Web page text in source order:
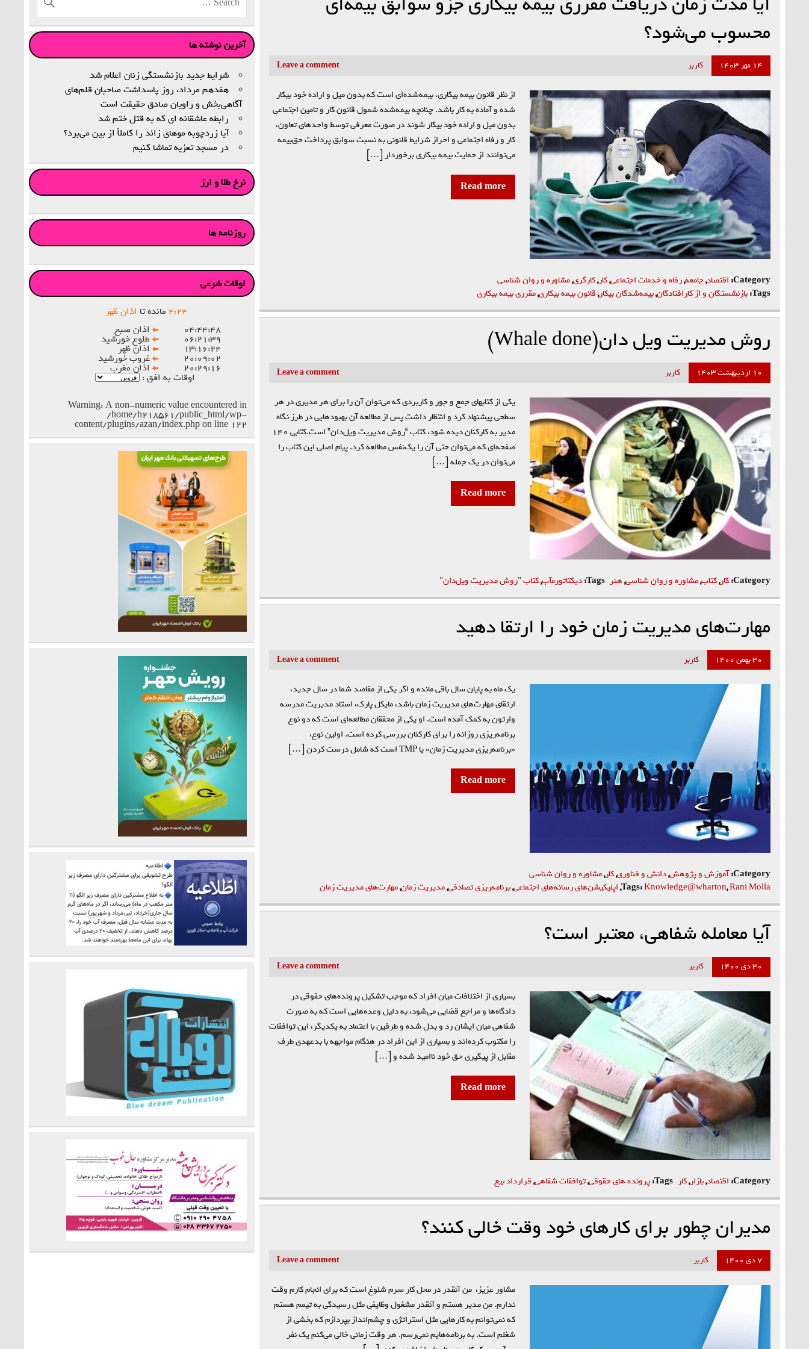
محسوب می‌شود؟
۱۴ مهر ۱۴۰۳ کاربر Leave a comment
از نظر قانون بیمه بیکاری، بیمه‌شده‌ای است که بدون میل و اراده خود بیکار
شده و آماده به کار باشد. چنانچه بیمه‌شده شمول قانون کار و تامین اجتماعی
بدون میل و اراده خود بیکار شوند در صورت معرفی توسط واحدهای تعاون،
کار و رفاه اجتماعی و احراز شرایط قانونی به نسبت سوابق پرداخت حق‌بیمه
می‌توانند از حمایت بیمه بیکاری برخوردار […]
Read more
Category: اقتصاد,جامعه,رفاه و خدمات اجتماعی,کار,کارگری,مشاوره و روان شناسی
Tags: بازنشستگان و از کارافتادگان,بیمه‌شدگان بیکار,قانون بیمه بیکاری,مقرری بیمه بیکاری
روش مدیریت ویل دان(Whale done)
۱۰ اردیبهشت ۱۴۰۳ کاربر Leave a comment
یکی از کتابهای جمع و جور و کاربردی که می‌توان آن را برای هر مدیری در هر
سطحی پیشنهاد کرد و انتظار داشت پس از مطالعه آن بهبودهایی در طرز نگاه
مدیر به کارکنان دیده شود، کتاب “روش مدیریت ویل‌دان” است.کتابی ۱۴۰
صفحه‌ای که می‌توان حتی آن را یک‌نفس مطالعه کرد. پیام اصلی این کتاب را
می‌توان در یک جمله […]
Read more
Category: کار,کتاب,مشاوره و روان شناسی,هنر Tags: دیکتاتورمآب,کتاب "روش مدیریت ویل‌دان"
مهارت‏‏‌های مدیریت زمان خود را ارتقا دهید
۳۰ بهمن ۱۴۰۰ کاربر Leave a comment
یک ماه به پایان سال باقی مانده و اگر یکی از مقاصد شما در سال جدید،
ارتقای مهارت‌‌‌های مدیریت زمان باشد، مایکل پارک، استاد مدیریت مدرسه
وارتون به کمک آمده است. او یکی از محققان مطالعه‌‌‌ای است که دو نوع
برنامه‌‌‌ریزی روزانه را برای کارکنان بررسی کرده است. اولین نوع،
«برنامه‌‌‌ریزی مدیریت زمان» یا TMP است که شامل درست کردن […]
Read more
Category: آموزش و پژوهش,دانش و فناوری,کار,مشاوره و روان شناسی
Tags:Knowledge@wharton,Rani Molla
,اپلیکیشن‌‌‌های رسانه‌‌‌های اجتماعی,برنامه‌‌‌ریزی تصادفی,مدیریت زمان,مهارت‌‌‌های مدیریت زمان
آيا معامله شفاهي، معتبر است؟
۳۰ دی ۱۴۰۰ کاربر Leave a comment
بسياري از اختلافات ميان افراد كه موجب تشكيل پرونده‌هاي حقوقي در
دادگاه‌ها و مراجع قضايي مي‌شود، به دليل وعده‌هايي است كه به صورت
شفاهي ميان ايشان رد و بدل شده و طرفين با اعتماد به يكديگر، اين توافقات
را مكتوب كرده‌اند و بسياري از اين افراد در هنگام مواجهه با بدعهدي طرف
مقابل از پيگيري حق خود نااميد شده و […]
Read more
Category: اقتصاد,بازار,کار Tags: پرونده های حقوقی,توافقات شفاهی,قرارداد بیع
مدیران چطور برای کارهای خود وقت خالی کنند؟
۷ دی ۱۴۰۰ کاربر Leave a comment
مشاور عزیز، من آنقدر در محل کار سرم شلوغ است که برای انجام کارم وقت
ندارم. من مدیر هستم و آنقدر مشغول وظایفی مثل رسیدگی به تیمم هستم
که نمی‌توانم به کارهایی مثل استراتژی و چشم‌‌انداز بپردازم که بخشی از
شغلم است. به برنامه‌هایم نمی‌‌رسم. هر وقت زمانی خالی می‌کنم یک نفر
آخرین نوشته ها
شرایط جدید بازنشستگی زنان اعلام شد
هفدهم مرداد، روز پاسداشت صاحبان قلم‌های
آگاهی‌بخش و راویان صادق حقیقت است
رابطه عاشقانه ای که به قتل ختم شد
آیا زردچوبه موهای زائد را کاملاً از بین می‌برد؟
در مسجد تعزیه تماشا کنیم
نرخ طلا و ارز
روزنامه ها
اوقات شرعی
۴:۲۴ مانده تا اذان ظهر
۰۴:۴۴:۴۸
اذان صبح
۰۶:۲۱:۳۹ طلوع خورشید
۱۳:۱۶:۲۴ اذان ظهر
۲۰:۰۹:۰۲ غروب خورشید
۲۰:۲۹:۱۶ اذان مغرب
اوقات به افق :
Warning: A non-numeric value encountered in
/home/h218561/public_html/wp-
content/plugins/azan/index.phpon line ۱۲۲